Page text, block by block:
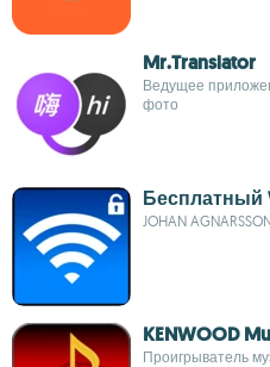
Mr.Translator
Ведущее
фото
Бесплатный
JOHAN
KENWOOD
Проигрыватель